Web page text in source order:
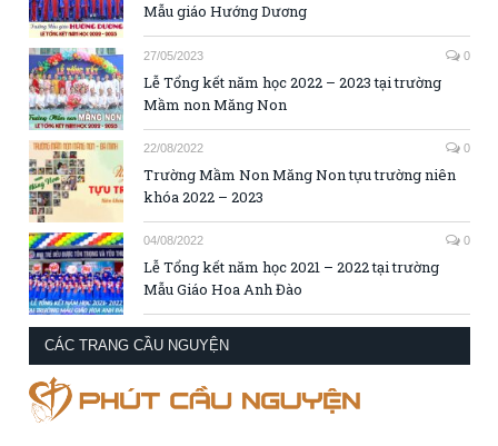
Mẫu giáo Hướng Dương
27/05/2023 0
Lễ Tổng kết năm học 2022 – 2023 tại trường
Mầm non Măng Non
22/08/2022 0
Trường Mầm Non Măng Non tựu trường niên
khóa 2022 – 2023
04/08/2022 0
Lễ Tổng kết năm học 2021 – 2022 tại trường
Mẫu Giáo Hoa Anh Đào
CÁC TRANG CẦU NGUYỆN